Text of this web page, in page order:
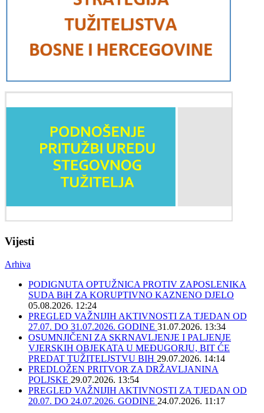
Vijesti
Arhiva
PODIGNUTA OPTUŽNICA PROTIV ZAPOSLENIKA
SUDA BiH ZA KORUPTIVNO KAZNENO DJELO
05.08.2026. 12:24
PREGLED VAŽNIJIH AKTIVNOSTI ZA TJEDAN OD
27.07. DO 31.07.2026. GODINE 31.07.2026. 13:34
OSUMNJIČENI ZA SKRNAVLJENJE I PALJENJE
VJERSKIH OBJEKATA U MEĐUGORJU, BIT ĆE
PREDAT TUŽITELJSTVU BIH 29.07.2026. 14:14
PREDLOŽEN PRITVOR ZA DRŽAVLJANINA
POLJSKE 29.07.2026. 13:54
PREGLED VAŽNIJIH AKTIVNOSTI ZA TJEDAN OD
20.07. DO 24.07.2026. GODINE 24.07.2026. 11:17